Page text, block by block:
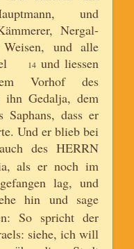
und
Nergal-
und alle
14 und liessen
Vorhof des
ihn Gedalja, dem
Saphans, dass er
Und er blieb bei
des HERRN
als er noch im
lag, und
hin und sage
So spricht der
siehe, ich will